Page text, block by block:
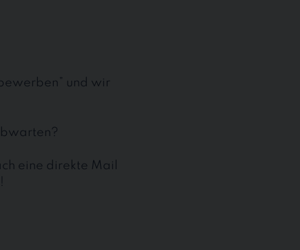
und wir
eine direkte Mail